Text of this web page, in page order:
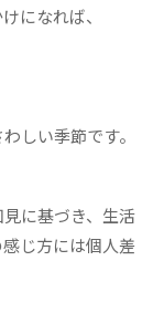
になれば、
しい季節です。
に基づき、生活
じ方には個人差